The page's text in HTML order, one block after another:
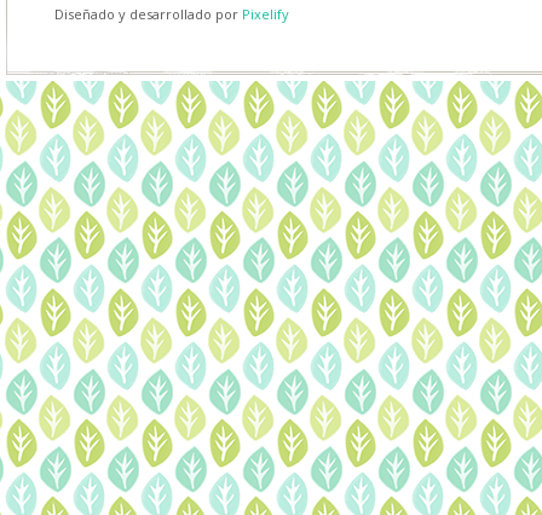
Diseñado y desarrollado por Pixelify